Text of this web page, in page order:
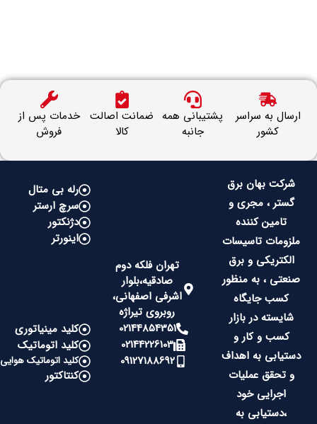
ارسال به سراسر
کشور
پشتیبانی همه
جانبه
ضمانت اصالت
کالا
خدمات پس از
فروش
شرکت بهان برق
گستر ، مجری و
تامین کننده
ملزومات تاسیسات
الکتریکی و برق
صنعتی ، به منظور
کسب جایگاه
شایسته در بازار
کسب و کار و
دستیابی به اهداف
و تحقق عملیات
اجرایی خود
،دستیابی به
تهران فلکه دوم
صادقیه،بلوار
اشرفی اصفهانی،
روبروی تیراژه
02144854351
02144226103
09127188692
رله بی متال
سرچ ارستر
دژنکتور
اینورتر
کلید مینیاتوری
کلید اتوماتیک
کلید اتوماتیک هوایی
کنتاکتور